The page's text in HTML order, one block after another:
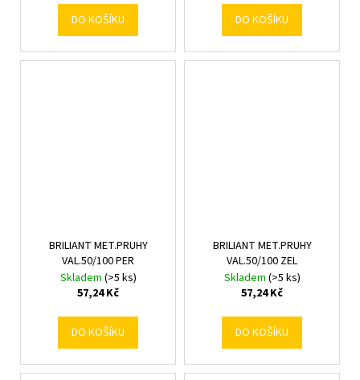
DO KOŠÍKU DO KOŠÍKU
BRILIANT MET.PRUHY
VAL.50/100 PER
Skladem (>5 ks)
57,24 Kč
DO KOŠÍKU
BRILIANT MET.PRUHY
VAL.50/100 ZEL
Skladem (>5 ks)
57,24 Kč
DO KOŠÍKU